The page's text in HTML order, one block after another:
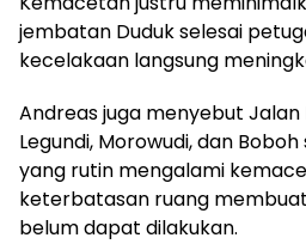
jembatan Duduk selesai
kecelakaan langsung
Andreas juga menyebut Jalan
Legundi, Morowudi, dan
yang rutin mengalami
keterbatasan ruang
belum dapat dilakukan.